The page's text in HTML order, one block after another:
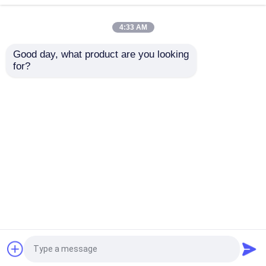
Jiangsu Heineda Machinery Industrial Co.,Ltd. All
4:33 AM
Good day, what product are you looking
for?